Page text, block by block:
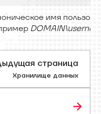
имя
страница
Хранилище данных